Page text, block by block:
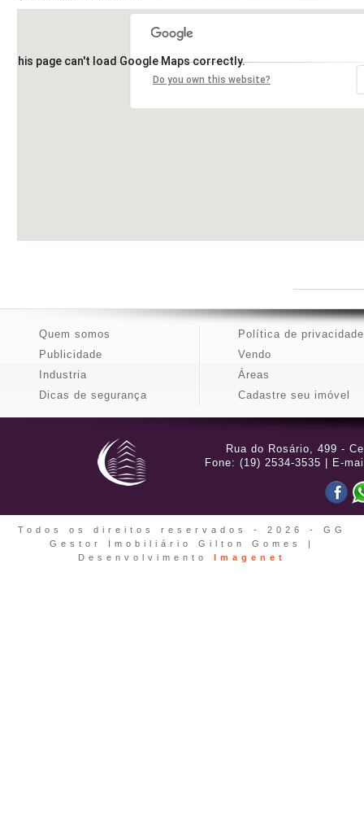
This page can't load Google Maps correctly.
Do you own this website?
Quem somos
Publicidade
Industria
Dicas de segurança
Política de privacidade
Vendo
Áreas
Cadastre seu imóvel
Rua do Rosário, 499 -
Fone: (19) 2534-3535 | E-
Todos os direitos reservados - 2026 - GG
Gestor Imobiliário Gilton Gomes |
Desenvolvimento Imagenet